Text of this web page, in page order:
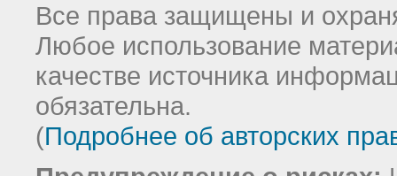
Все права защищены и
Любое использование
качестве источника
обязательна.
(Подробнее об авторских